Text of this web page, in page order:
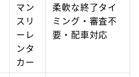
マン
スリ
ーレ
ンタ
カー
柔軟な終了タイ
ミング・審査不
要・配車対応